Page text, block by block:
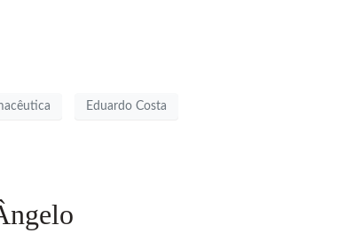
Eduardo Costa